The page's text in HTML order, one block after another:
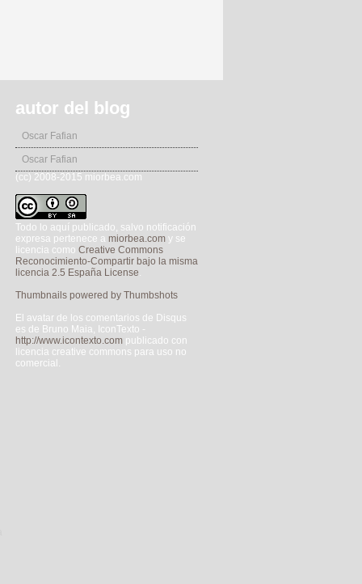
autor del blog
Oscar Fafian
Oscar Fafian
(cc) 2008-2015 miorbea.com
Todo lo aquí publicado, salvo notificación
expresa pertenece a miorbea.com y se
licencia como Creative Commons
Reconocimiento-Compartir bajo la misma
licencia 2.5 España License
Thumbnails powered by Thumbshots
El avatar de los comentarios de Disqus
es de Bruno Maia, IconTexto -
http://www.icontexto.com publicado con
licencia creative commons para uso no
comercial.